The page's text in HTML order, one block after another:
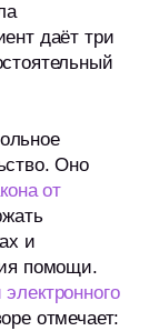
даёт три
Оно
от
и
помощи.
отмечает: